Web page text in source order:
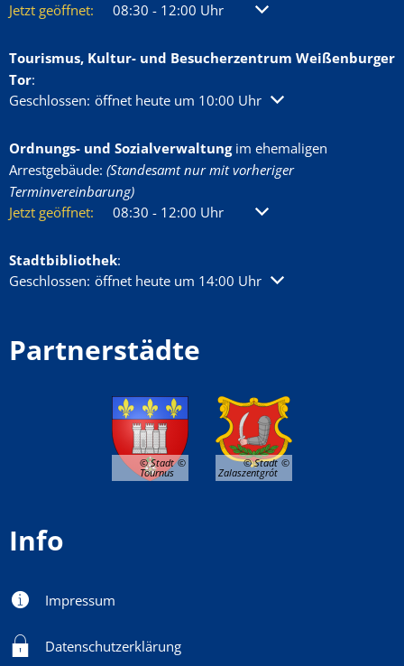
Klicken, um weitere Öffnungs- oder Schließzeiten auszublenden
Jetzt geöffnet: 08:30 - 12:00 Uhr Von 08:30 bis 12:00 Uhr
Tourismus, Kultur- und Besucherzentrum Weißenburger
Tor:
Klicken, um weitere Öffnungs- oder Schließzeiten auszublenden
Geschlossen: öffnet heute um 10:00 Uhr
Ordnungs- und Sozialverwaltungim ehemaligen
Arrestgebäude: (Standesamt nur mit vorheriger
Terminvereinbarung)
Klicken, um weitere Öffnungs- oder Schließzeiten auszublenden
Jetzt geöffnet: 08:30 - 12:00 Uhr Von 08:30 bis 12:00 Uhr
Stadtbibliothek:
Klicken, um weitere Öffnungs- oder Schließzeiten auszublenden
Geschlossen: öffnet heute um 14:00 Uhr
Partnerstädte
© Stadt
Tournus
© Stadt
Zalaszentgrót
Info
Impressum
Datenschutzerklärung